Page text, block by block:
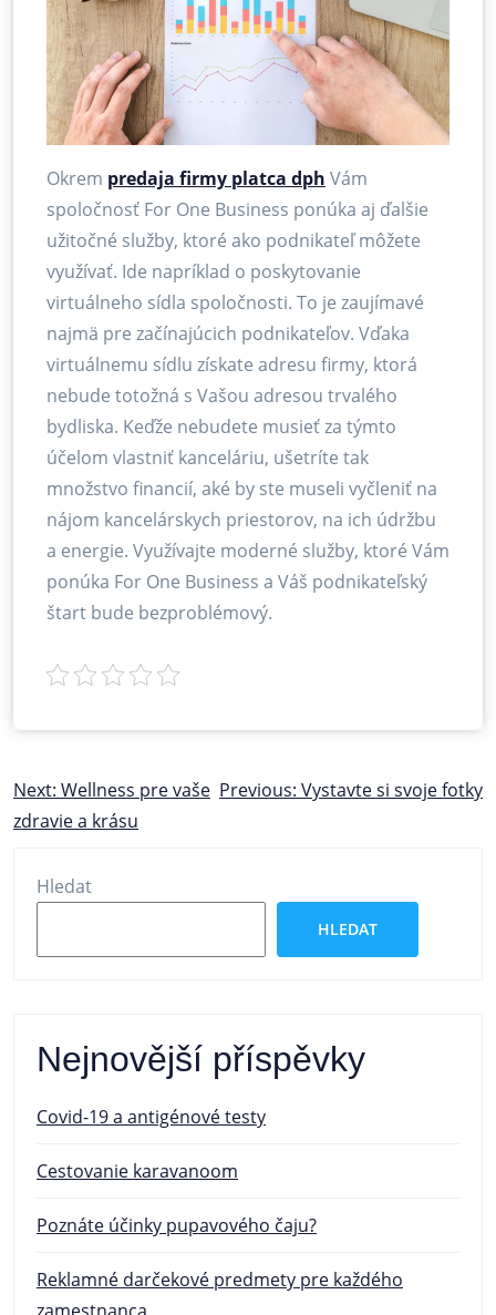
Okrem predaja firmy platca dph Vám
spoločnosť For One Business ponúka aj ďalšie
užitočné služby, ktoré ako podnikateľ môžete
využívať. Ide napríklad o poskytovanie
virtuálneho sídla spoločnosti. To je zaujímavé
najmä pre začínajúcich podnikateľov. Vďaka
virtuálnemu sídlu získate adresu firmy, ktorá
nebude totožná s Vašou adresou trvalého
bydliska. Keďže nebudete musieť za týmto
účelom vlastniť kanceláriu, ušetríte tak
množstvo financií, aké by ste museli vyčleniť na
nájom kancelárskych priestorov, na ich údržbu
a energie. Využívajte moderné služby, ktoré Vám
ponúka For One Business a Váš podnikateľský
štart bude bezproblémový.
Navigace
pro
příspěvek
Previous: Vystavte si svoje fotky
Next: Wellness pre vaše
zdravie a krásu
Hledat
HLEDAT
Nejnovější příspěvky
Covid-19 a antigénové testy
Cestovanie karavanoom
Poznáte účinky pupavového čaju?
Reklamné darčekové predmety pre každého